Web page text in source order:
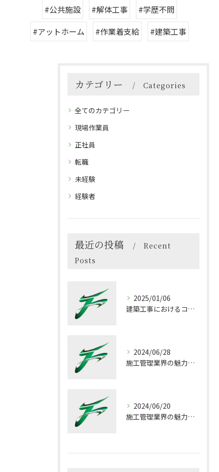
#公共施設
#解体工事
#学歴不問
#アットホーム
#作業着支給 #建築工事
カテゴリー Categories
全てのカテゴリー
現場作業員
正社員
転職
未経験
経験者
最近の投稿
Recent
Posts
2025/01/06
建築工事におけるコスト削減の秘訣
2024/06/28
施工管理業界の魅力：これだけは知っておきたい業界の実態
2024/06/20
施工管理業界の魅力！働きがい溢れる良い職場とは？